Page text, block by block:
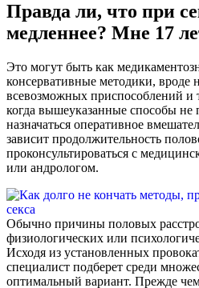
Правда ли, что при
медленнее? Мне 17
Это могут быть как
консервативные методики,
всевозможных приспособлений и
когда вышеуказанные способы
назначаться оперативное
зависит продолжительность
проконсультироваться с
или андрологом.
Обычно причины половых
физиологических или
Исходя из установленных
специалист подберет среди
оптимальный вариант. Прежде